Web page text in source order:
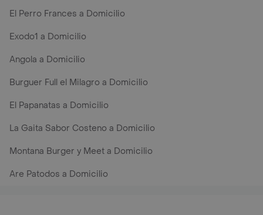
El Perro Frances a Domicilio
Exodo1 a Domicilio
Angola a Domicilio
Burguer Full el Milagro a Domicilio
El Papanatas a Domicilio
La Gaita Sabor Costeno a Domicilio
Montana Burger y Meet a Domicilio
Are Patodos a Domicilio